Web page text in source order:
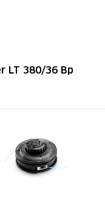
LT 380/36 Bp